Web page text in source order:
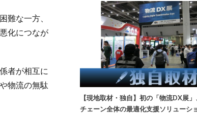
難な一方、
化につなが
者が相互に
物流の無駄
【現地取材・独自】初の「物流DX展
チェーン全体の最適化支援ソリューシ